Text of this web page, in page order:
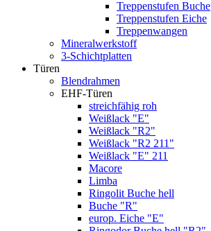
Treppenstufen Buche
Treppenstufen Eiche
Treppenwangen
Mineralwerkstoff
3-Schichtplatten
Türen
Blendrahmen
EHF-Türen
streichfähig roh
Weißlack "E"
Weißlack "R2"
Weißlack "R2 211"
Weißlack "E" 211
Macore
Limba
Ringolit Buche hell
Buche "R"
europ. Eiche "E"